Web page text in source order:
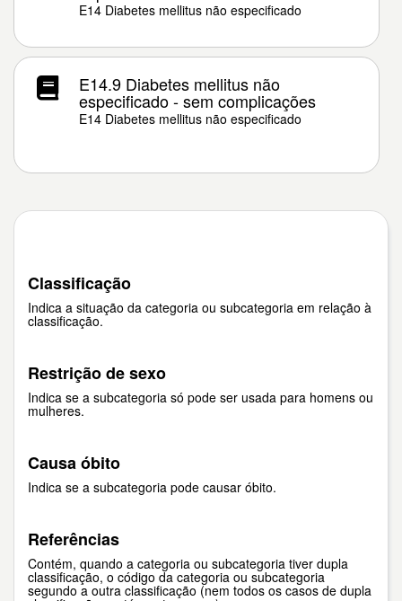
E14 Diabetes mellitus não especificado
E14.9 Diabetes mellitus não
especificado - sem complicações
E14 Diabetes mellitus não especificado
Classificação
Indica a situação da categoria ou subcategoria em relação à
classificação.
Restrição de sexo
Indica se a subcategoria só pode ser usada para homens ou
mulheres.
Causa óbito
Indica se a subcategoria pode causar óbito.
Referências
Contém, quando a categoria ou subcategoria tiver dupla
classificação, o código da categoria ou subcategoria
segundo a outra classificação (nem todos os casos de dupla